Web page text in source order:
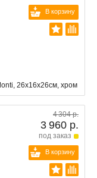
В корзину
26x16x26см, хром
4 304 р.
3 960 р.
под заказ
В корзину